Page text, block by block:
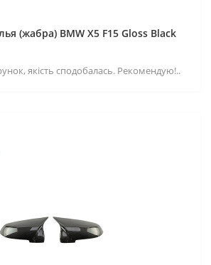
(жабра) BMW X5 F15 Gloss Black
якість сподобалась. Рекомендую!..